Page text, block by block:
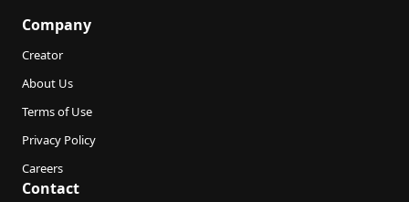
Company
Creator
About Us
Terms of Use
Privacy Policy
Careers
Contact